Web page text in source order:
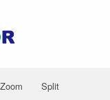
Zoom Split